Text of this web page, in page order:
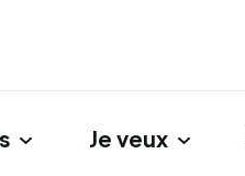
Je veux